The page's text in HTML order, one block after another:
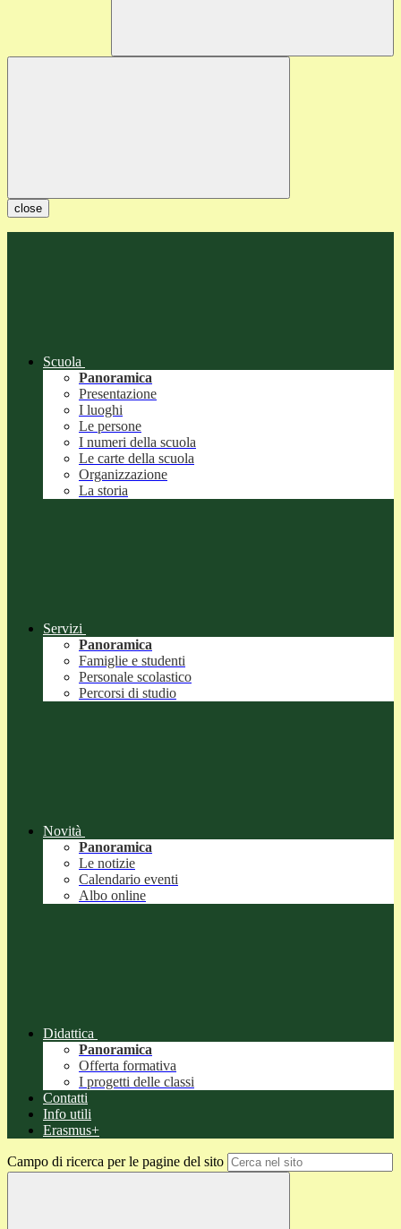
close
Scuola
Panoramica
Presentazione
I luoghi
Le persone
I numeri della scuola
Le carte della scuola
Organizzazione
La storia
Servizi
Panoramica
Famiglie e studenti
Personale scolastico
Percorsi di studio
Novità
Panoramica
Le notizie
Calendario eventi
Albo online
Didattica
Panoramica
Offerta formativa
I progetti delle classi
Contatti
Info utili
Erasmus+
Campo di ricerca per le pagine del sito